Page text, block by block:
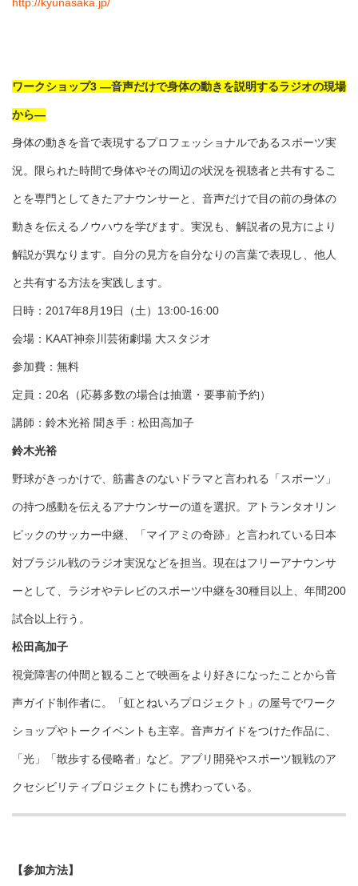
http://kyunasaka.jp/
ワークショップ3 —音声だけで身体の動きを説明するラジオの現場
から—
身体の動きを音で表現するプロフェッショナルであるスポーツ実
況。限られた時間で身体やその周辺の状況を視聴者と共有するこ
とを専門としてきたアナウンサーと、音声だけで目の前の身体の
動きを伝えるノウハウを学びます。実況も、解説者の見方により
解説が異なります。自分の見方を自分なりの言葉で表現し、他人
と共有する方法を実践します。
日時：2017年8月19日（土）13:00-16:00
会場：KAAT神奈川芸術劇場 大スタジオ
参加費：無料
定員：20名（応募多数の場合は抽選・要事前予約）
講師：鈴木光裕 聞き手：松田高加子
鈴木光裕
野球がきっかけで、筋書きのないドラマと言われる「スポーツ」
の持つ感動を伝えるアナウンサーの道を選択。アトランタオリン
ピックのサッカー中継、「マイアミの奇跡」と言われている日本
対ブラジル戦のラジオ実況などを担当。現在はフリーアナウンサ
ーとして、ラジオやテレビのスポーツ中継を30種目以上、年間200
試合以上行う。
松田高加子
視覚障害の仲間と観ることで映画をより好きになったことから音
声ガイド制作者に。「虹とねいろプロジェクト」の屋号でワーク
ショップやトークイベントも主宰。音声ガイドをつけた作品に、
「光」「散歩する侵略者」など。アプリ開発やスポーツ観戦のア
クセシビリティプロジェクトにも携わっている。
【参加方法】